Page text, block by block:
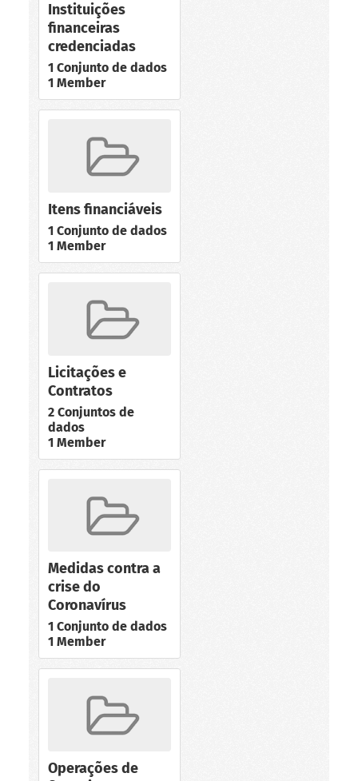
Instituições
financeiras
credenciadas
1 Conjunto de dados
1 Member
Itens financiáveis
1 Conjunto de dados
1 Member
Licitações e
Contratos
2 Conjuntos de
dados
1 Member
Medidas contra a
crise do
Coronavírus
1 Conjunto de dados
1 Member
Operações de